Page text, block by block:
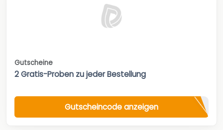
Gutscheine
2 Gratis-Proben zu jeder Bestellung
Gutscheincode anzeigen